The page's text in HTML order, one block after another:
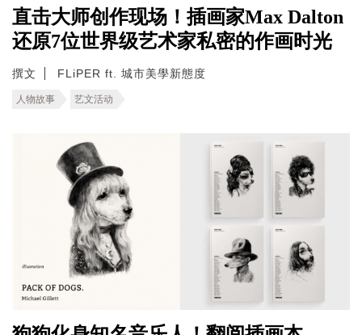
直击大师创作现场！插画家Max Dalton
还原7位世界级艺术家私密的作画时光
撰文 FLiPER ft. 城市美學新態度
人物故事 艺文活动